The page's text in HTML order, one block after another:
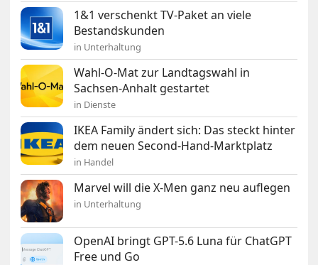
1&1 verschenkt TV-Paket an viele
Bestandskunden
in Unterhaltung
Wahl-O-Mat zur Landtagswahl in
Sachsen-Anhalt gestartet
in Dienste
IKEA Family ändert sich: Das steckt hinter
dem neuen Second-Hand-Marktplatz
in Handel
Marvel will die X-Men ganz neu auflegen
in Unterhaltung
OpenAI bringt GPT-5.6 Luna für ChatGPT
Free und Go